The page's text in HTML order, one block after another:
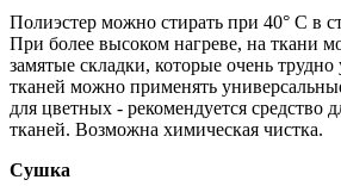
Полиэстер можно стирать при 40° С в
При более высоком нагреве, на ткани
замятые складки, которые очень
тканей можно применять
для цветных - рекомендуется средство
тканей. Возможна химическая чистка.
Сушка